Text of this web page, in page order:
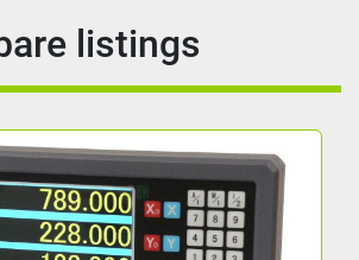
listings